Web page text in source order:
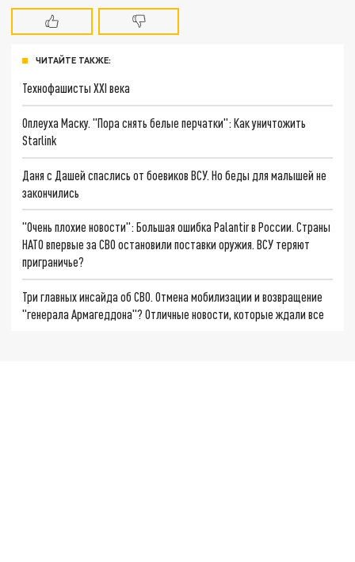
ЧИТАЙТЕ ТАКЖЕ:
Технофашисты XXI века
Оплеуха Маску. "Пора снять белые перчатки": Как уничтожить
Starlink
Даня с Дашей спаслись от боевиков ВСУ. Но беды для малышей не
закончились
"Очень плохие новости": Большая ошибка Palantir в России. Страны
НАТО впервые за СВО остановили поставки оружия. ВСУ теряют
приграничье?
Три главных инсайда об СВО. Отмена мобилизации и возвращение
"генерала Армагеддона"? Отличные новости, которые ждали все